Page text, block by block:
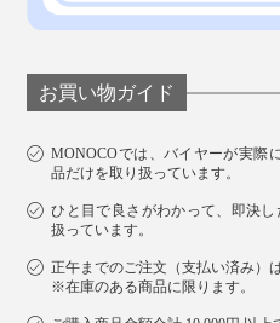
お買い物ガイド
MONOCOでは、バイヤーが実際
品だけを取り扱っています。
ひと目で良さがわかって、即決し
扱っています。
正午までのご注文（支払い済み）
※在庫のある商品に限ります。